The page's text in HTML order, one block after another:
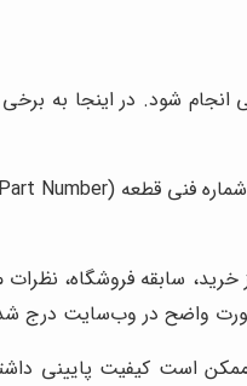
شود. در اینجا به
سابقه فروشگاه،
است کیفیت پایینی